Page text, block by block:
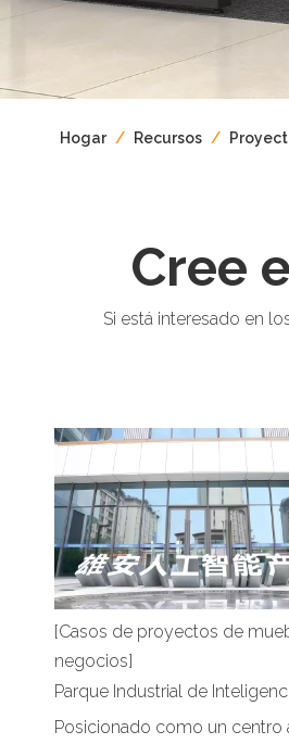
Hogar / Recursos /
Cree
Si está interesado en
[Casos de proyectos de
negocios]
Posicionado como un centro